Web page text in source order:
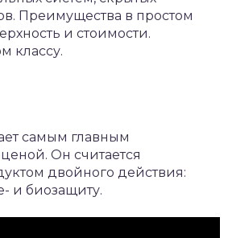
Преимущества в простом
и стоимости.
классу.
самым главным
Он считается
двойного действия:
и биозащиту.